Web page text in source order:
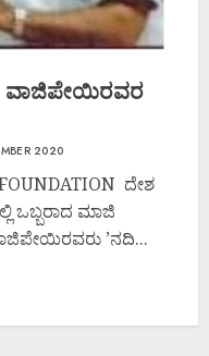
ವಾಜಿಪೇಯಿರವರ
2020
ದೇಶ
ಒಬ್ಬರಾದ ಮಾಜಿ
’ನದಿ...